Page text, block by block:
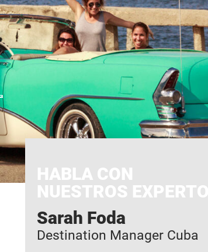
HABLA CON
NUESTROS
Sarah Foda
Destination Manager Cuba